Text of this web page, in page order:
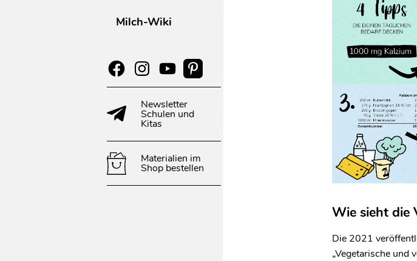
Milch-Wiki
Newsletter
Schulen und
Kitas
Materialien im
Shop bestellen
Wie sieht die
Die 2021
„Vegetarische und